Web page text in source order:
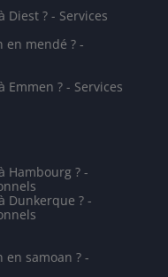
Diest ? - Services
en mendé ? -
Emmen ? - Services
Hambourg ? -
Dunkerque ? -
en samoan ? -